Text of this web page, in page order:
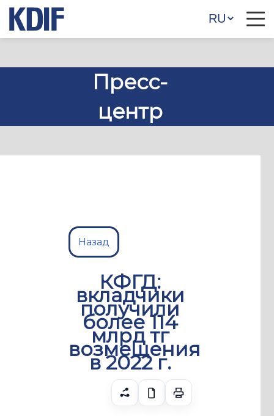
Пресс-
центр
Назад
КФГД:
вкладчики
получили
более 114
млрд тг
возмещения
в 2022 г.